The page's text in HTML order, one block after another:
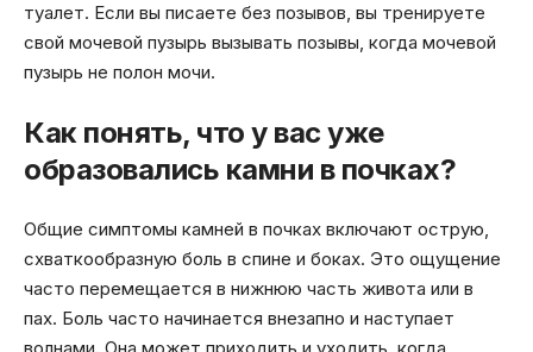
туалет. Если вы писаете без позывов, вы тренируете
свой мочевой пузырь вызывать позывы, когда мочевой
пузырь не полон мочи.
Как понять, что у вас уже
образовались камни в почках?
Общие симптомы камней в почках включают острую,
схваткообразную боль в спине и боках. Это ощущение
часто перемещается в нижнюю часть живота или в
пах. Боль часто начинается внезапно и наступает